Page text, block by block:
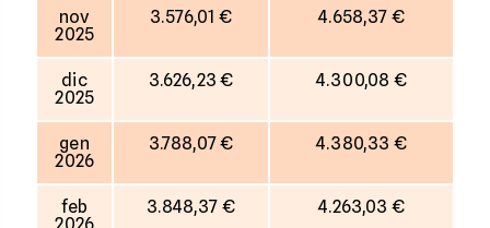
nov
2025
3.576,01 € 4.658,37 €
dic
2025
3.626,23 € 4.300,08 €
gen
2026
3.788,07 € 4.380,33 €
feb
3.848,37 € 4.263,03 €